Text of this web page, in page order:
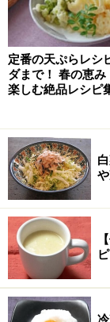
2
卵、ヨー
える
粉の中央に卵
定番の天ぷらレシ
ダまで！ 春の恵み
楽しむ絶品レシピ
ピ